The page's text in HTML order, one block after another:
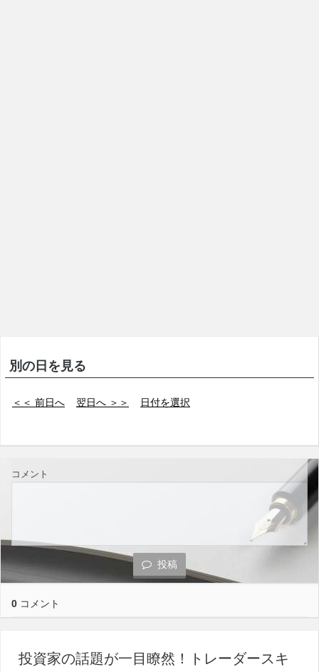
別の日を見る
＜＜ 前日へ 翌日へ ＞＞ 日付を選択
コメント
投稿
0 コメント
投資家の話題が一目瞭然！トレーダースキ